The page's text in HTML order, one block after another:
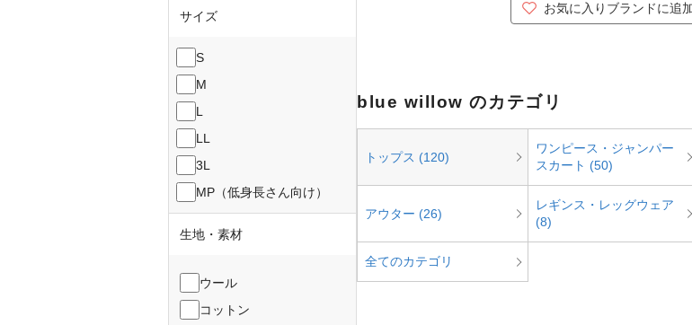
サイズ
S
M
L
LL
3L
MP（低身長さん向け）
生地・素材
ウール
コットン
お気に入りブランドに追
blue willow のカテゴリ
トップス (120)
ワンピース・ジャンパー
スカート (50)
アウター (26)
レギンス・レッグウェア
(8)
全てのカテゴリ